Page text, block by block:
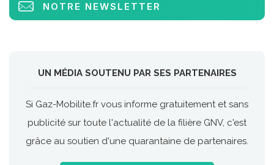
NOTRE NEWSLETTER
UN MÉDIA SOUTENU PAR SES PARTENAIRES
Si Gaz-Mobilite.fr vous informe gratuitement et sans
publicité sur toute l'actualité de la filière GNV, c'est
grâce au soutien d'une quarantaine de partenaires.